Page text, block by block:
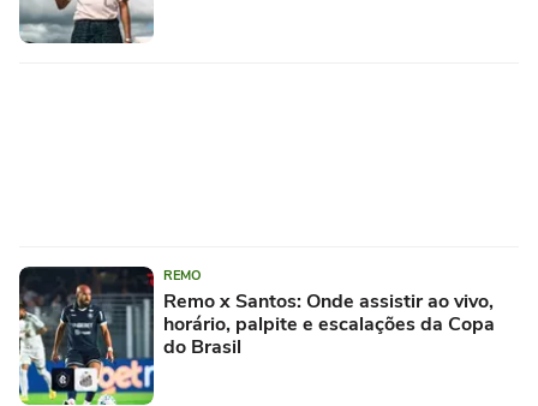
REMO
Remo x Santos: Onde assistir ao vivo,
horário, palpite e escalações da Copa
do Brasil